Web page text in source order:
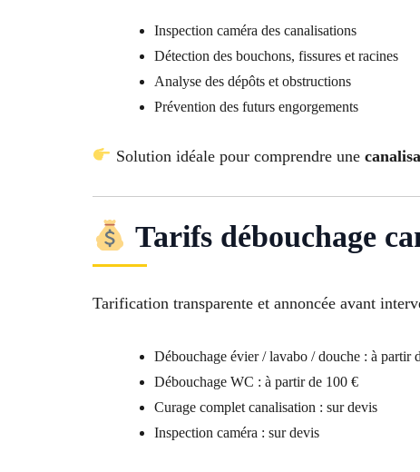
Inspection caméra des canalisations
Détection des bouchons, fissures et racines
Analyse des dépôts et obstructions
Prévention des futurs engorgements
Solution idéale pour comprendre une
Tarifs débouchage
Tarification transparente et annoncée avant
Débouchage évier / lavabo / douche : à partir
Débouchage WC : à partir de 100 €
Curage complet canalisation : sur devis
Inspection caméra : sur devis